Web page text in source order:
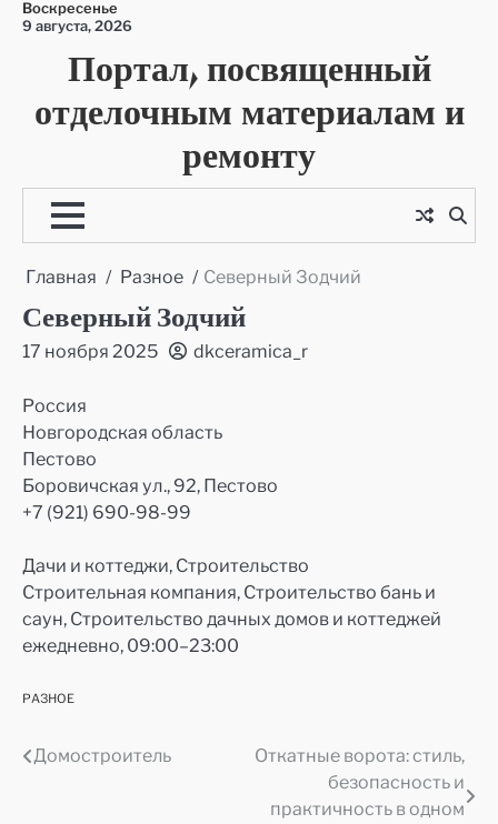
Перейти
содержимому
Воскресенье
9 августа, 2026
Портал, посвященный
отделочным материалам и
ремонту
Главная Разное Северный Зодчий
Северный Зодчий
17 ноября 2025 dkceramica_r
Россия
Новгородская область
Пестово
Боровичская ул., 92, Пестово
+7 (921) 690-98-99
Дачи и коттеджи, Строительство
Строительная компания, Строительство бань и
саун, Строительство дачных домов и коттеджей
ежедневно, 09:00–23:00
РАЗНОЕ
Навигация
Домостроитель
Откатные ворота: стиль,
безопасность и
практичность в одном